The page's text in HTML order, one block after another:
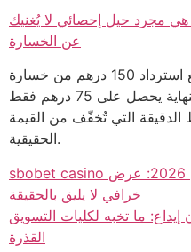
هي مجرد حيل إحصائي لا يُغنيك
عن الخسارة
النتيجة: إذا كان اللاعب يتوقع استرداد 150 درهم من خسارة
7,500 درهم، سيجد نفسه في النهاية يحصل على 75 درهم فقط
التي تُخفّف من القيمة
الحقيقية.
sbobet casino بونص بدون إيداع بمال حقيقي 2026: عرض
خرافي لا يليق بالحقيقة
إيداع: ما تخبه لكليات التسويق
القذرة